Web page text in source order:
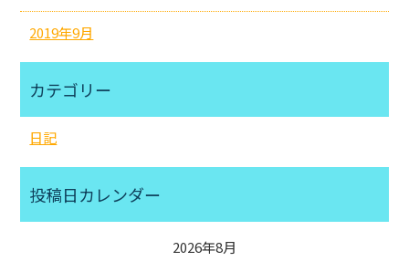
2019年9月
カテゴリー
日記
投稿日カレンダー
2026年8月